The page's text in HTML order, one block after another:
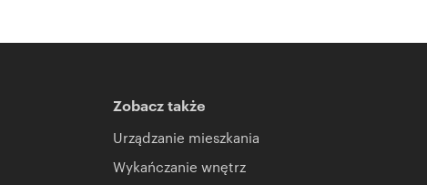
Zobacz także
Urządzanie mieszkania
Wykańczanie wnętrz